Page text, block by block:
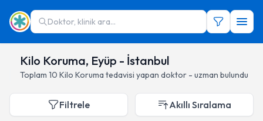
Doktor, klinik ara...
Kilo Koruma, Eyüp - İstanbul
Toplam 10 Kilo Koruma tedavisi yapan doktor - uzman bulundu
Filtrele Akıllı Sıralama